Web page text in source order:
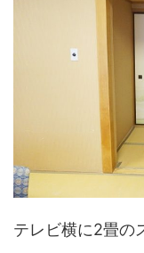
テレビ横に2畳の